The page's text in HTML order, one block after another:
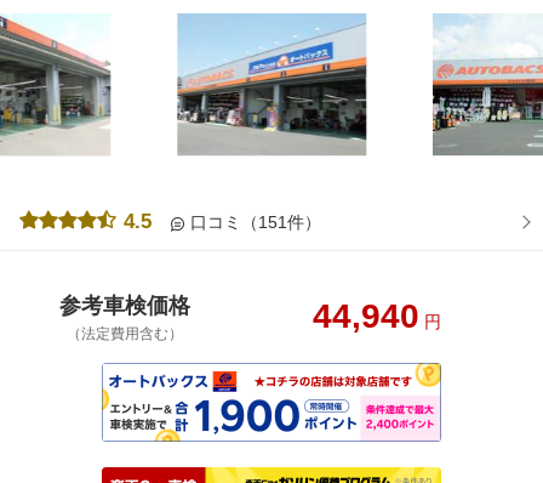
4.5 口コミ（151件）
参考車検価格
（法定費用含む） 44,940 円